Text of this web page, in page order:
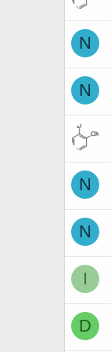
N
N
N
N
I
D